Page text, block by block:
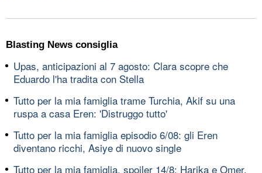
Blasting News consiglia
Upas, anticipazioni al 7 agosto: Clara scopre che
Eduardo l'ha tradita con Stella
Tutto per la mia famiglia trame Turchia, Akif su una
ruspa a casa Eren: 'Distruggo tutto'
Tutto per la mia famiglia episodio 6/08: gli Eren
diventano ricchi, Asiye di nuovo single
Tutto per la mia famiglia, spoiler 14/8: Harika e Omer,